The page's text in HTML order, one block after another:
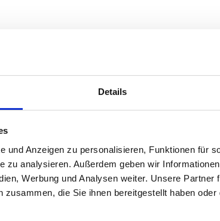
Details
und Anzeigen zu personalisieren, Funktionen für
zu analysieren. Außerdem geben wir
Werbung und Analysen weiter. Unsere Partner
zusammen, die Sie ihnen bereitgestellt haben